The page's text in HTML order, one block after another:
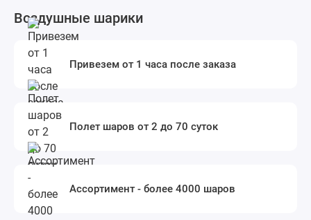
Воздушные шарики
Привезем от 1 часа после заказа
Полет шаров от 2 до 70 суток
Ассортимент - более 4000 шаров